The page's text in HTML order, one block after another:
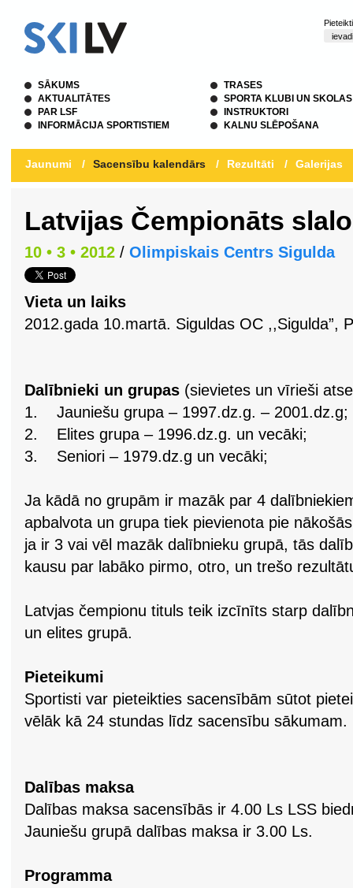
SĀKUMS
AKTUALITĀTES
PAR LSF
INFORMĀCIJA SPORTISTIEM
TRASES
SPORTA KLUBI UN SKOLAS
INSTRUKTORI
KALNU SLĒPOŠANA
Jaunumi / Sacensību kalendārs / Rezultāti / Galerijas
Latvijas Čempionāts
10 • 3 • 2012 / Olimpiskais Centrs Sigulda
Vieta un laiks
2012.gada 10.martā. Siguldas OC ,,Sigulda”,
Dalībnieki un grupas (sievietes un vīrieši
1. Jauniešu grupa – 1997.dz.g. – 2001.dz.g;
2. Elites grupa – 1996.dz.g. un vecāki;
3. Seniori – 1979.dz.g un vecāki;
Ja kādā no grupām ir mazāk par 4
apbalvota un grupa tiek pievienota pie
ja ir 3 vai vēl mazāk dalībnieku grupā, tās
kausu par labāko pirmo, otro, un trešo
Latvjas čempionu tituls teik izcīnīts starp
un elites grupā.
Pieteikumi
Sportisti var pieteikties sacensībām sūtot
vēlāk kā 24 stundas līdz sacensību sākumam.
Dalības maksa
Dalības maksa sacensībās ir 4.00 Ls LSS
Jauniešu grupā dalības maksa ir 3.00 Ls.
Programma